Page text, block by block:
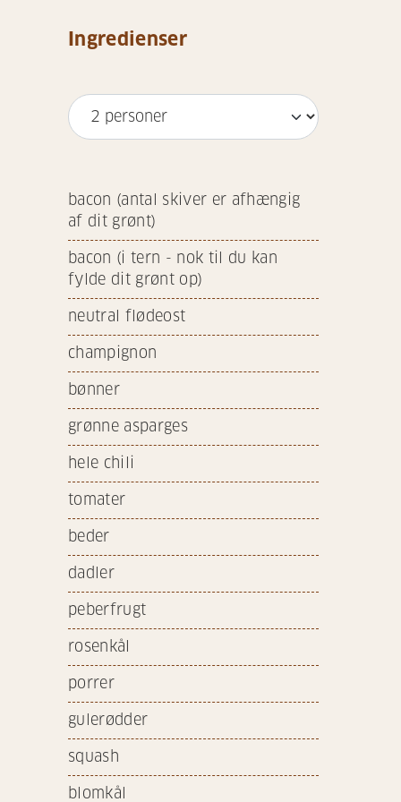
Ingredienser
bacon (antal skiver er afhængig
af dit grønt)
bacon (i tern - nok til du kan
fylde dit grønt op)
neutral flødeost
champignon
bønner
grønne asparges
hele chili
tomater
beder
dadler
peberfrugt
rosenkål
porrer
gulerødder
squash
blomkål